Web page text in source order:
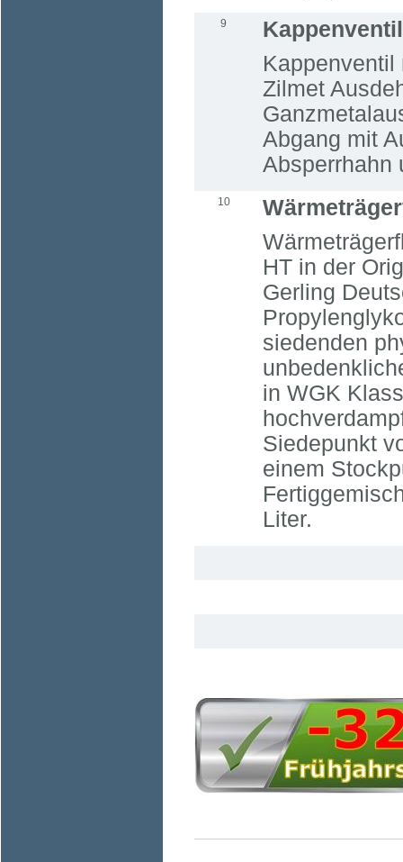
9
Kappenventil
Zilmet
Abgang mit
Absperrhahn
10
HT in der
Gerling
siedenden
in WGK
Siedepunkt
einem
Liter.